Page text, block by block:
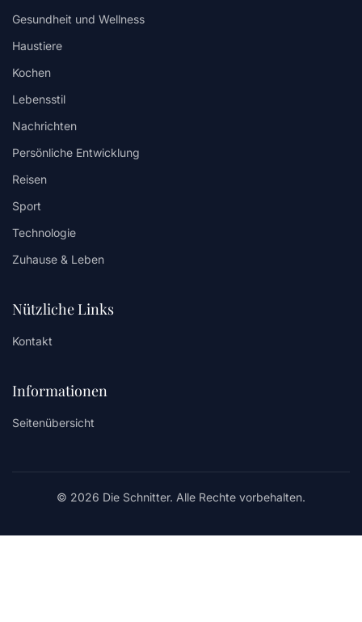
Gesundheit und Wellness
Haustiere
Kochen
Lebensstil
Nachrichten
Persönliche Entwicklung
Reisen
Sport
Technologie
Zuhause & Leben
Nützliche Links
Kontakt
Informationen
Seitenübersicht
© 2026 Die Schnitter. Alle Rechte vorbehalten.